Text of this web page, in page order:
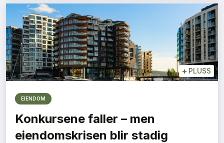
+ PLUSS
EIENDOM
Konkursene faller – men
eiendomskrisen blir stadig